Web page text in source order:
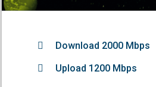
Download 2000Mbps
Upload 1200 Mbps